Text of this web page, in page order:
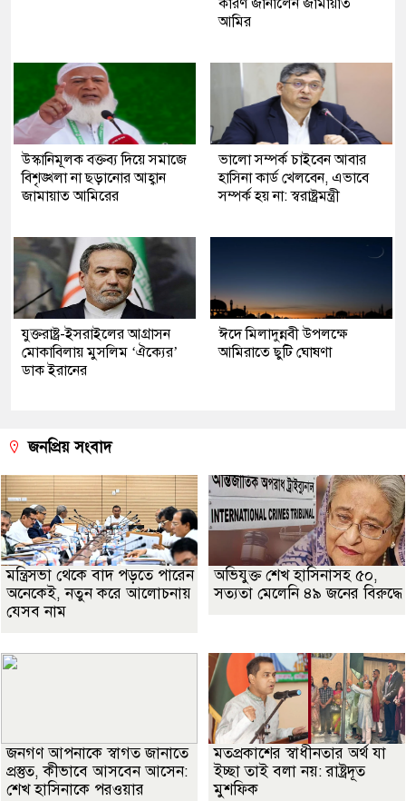
কারণ জানালেন জামায়াত
আমির
উস্কানিমূলক বক্তব্য দিয়ে সমাজে
বিশৃঙ্খলা না ছড়ানোর আহ্বান
জামায়াত আমিরের
ভালো সম্পর্ক চাইবেন আবার
হাসিনা কার্ড খেলবেন, এভাবে
সম্পর্ক হয় না: স্বরাষ্ট্রমন্ত্রী
যুক্তরাষ্ট্র-ইসরাইলের আগ্রাসন
মোকাবিলায় মুসলিম ‘ঐক্যের’
ডাক ইরানের
ঈদে মিলাদুন্নবী উপলক্ষে
আমিরাতে ছুটি ঘোষণা
জনপ্রিয় সংবাদ
মন্ত্রিসভা থেকে বাদ পড়তে পারেন
অনেকেই, নতুন করে আলোচনায়
যেসব নাম
অভিযুক্ত শেখ হাসিনাসহ ৫০,
সত্যতা মেলেনি ৪৯ জনের বিরুদ্ধে
জনগণ আপনাকে স্বাগত জানাতে
প্রস্তুত, কীভাবে আসবেন আসেন:
শেখ হাসিনাকে পরওয়ার
মতপ্রকাশের স্বাধীনতার অর্থ যা
ইচ্ছা তাই বলা নয়: রাষ্ট্রদূত
মুশফিক